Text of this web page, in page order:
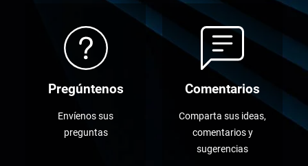
Pregúntenos
Envíenos sus
preguntas
Comentarios
Comparta sus ideas,
comentarios y
sugerencias